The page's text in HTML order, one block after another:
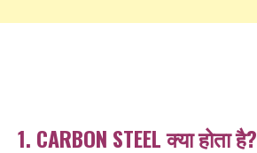
1. CARBON STEEL क्या होता है?